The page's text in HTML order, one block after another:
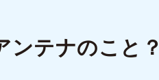
ンテナのこと？